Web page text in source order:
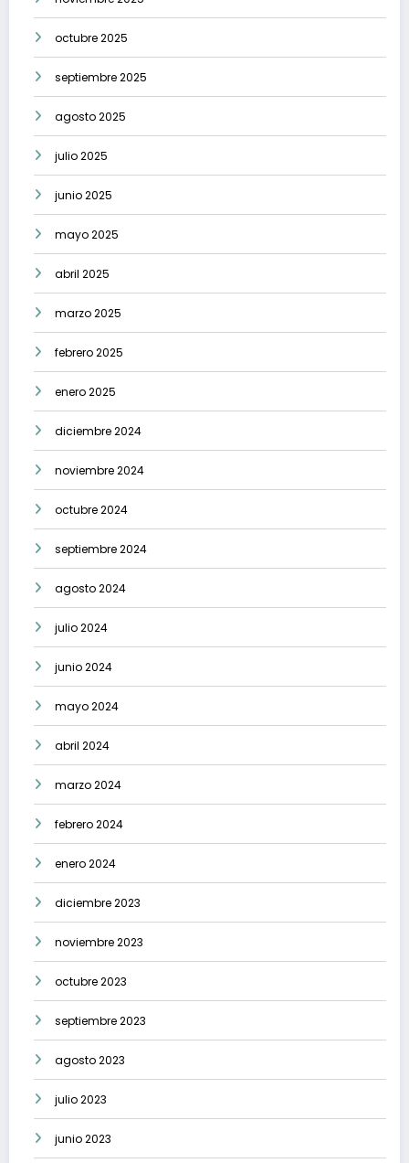
octubre 2025
septiembre 2025
agosto 2025
julio 2025
junio 2025
mayo 2025
abril 2025
marzo 2025
febrero 2025
enero 2025
diciembre 2024
noviembre 2024
octubre 2024
septiembre 2024
agosto 2024
julio 2024
junio 2024
mayo 2024
abril 2024
marzo 2024
febrero 2024
enero 2024
diciembre 2023
noviembre 2023
octubre 2023
septiembre 2023
agosto 2023
julio 2023
junio 2023